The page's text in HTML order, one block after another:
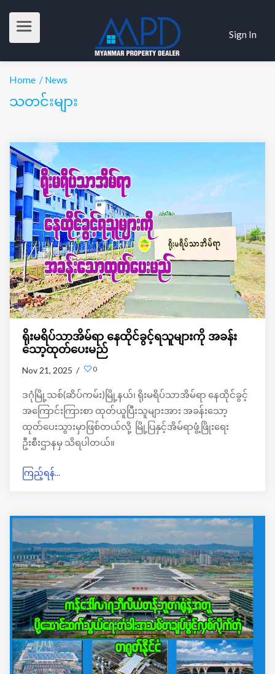
Sign In
Home / News
သတင်းများ
ရိုးမရိပ်သာအိမ်ရာ နေထိုင်ခွင့်ရသူများကို အခန်း
သော့ထုတ်ပေးမည်
Nov 21, 2025 / 0
ဒဂုံမြို့သစ်(ဆိပ်ကမ်း)မြို့နယ်၊ ရိုးမရိပ်သာအိမ်ရာ နေထိုင်ခွင့်
အကြောင်းကြားစာ ထုတ်ယူပြီးသူများအား အခန်းသော့
ထုတ်ပေးသွားမှာဖြစ်တယ်လို့ မြို့ပြနှင့်အိမ်ရာဖွံ့ဖြိုးရေး
ဦးစီးဌာနမှ သိရပါတယ်။
ကြည့်ရန်...